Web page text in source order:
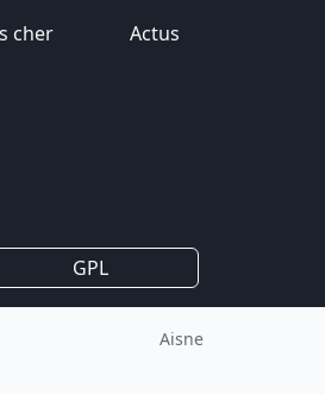
cher Actus
GPL
Aisne